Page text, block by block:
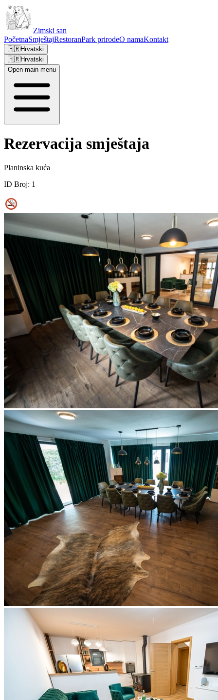
Zimski san
PočetnaSmještajRestoranPark prirodeO namaKontakt
🇭🇷Hrvatski
🇭🇷Hrvatski
Open main menu
Rezervacija smještaja
Planinska kuća
ID Broj: 1